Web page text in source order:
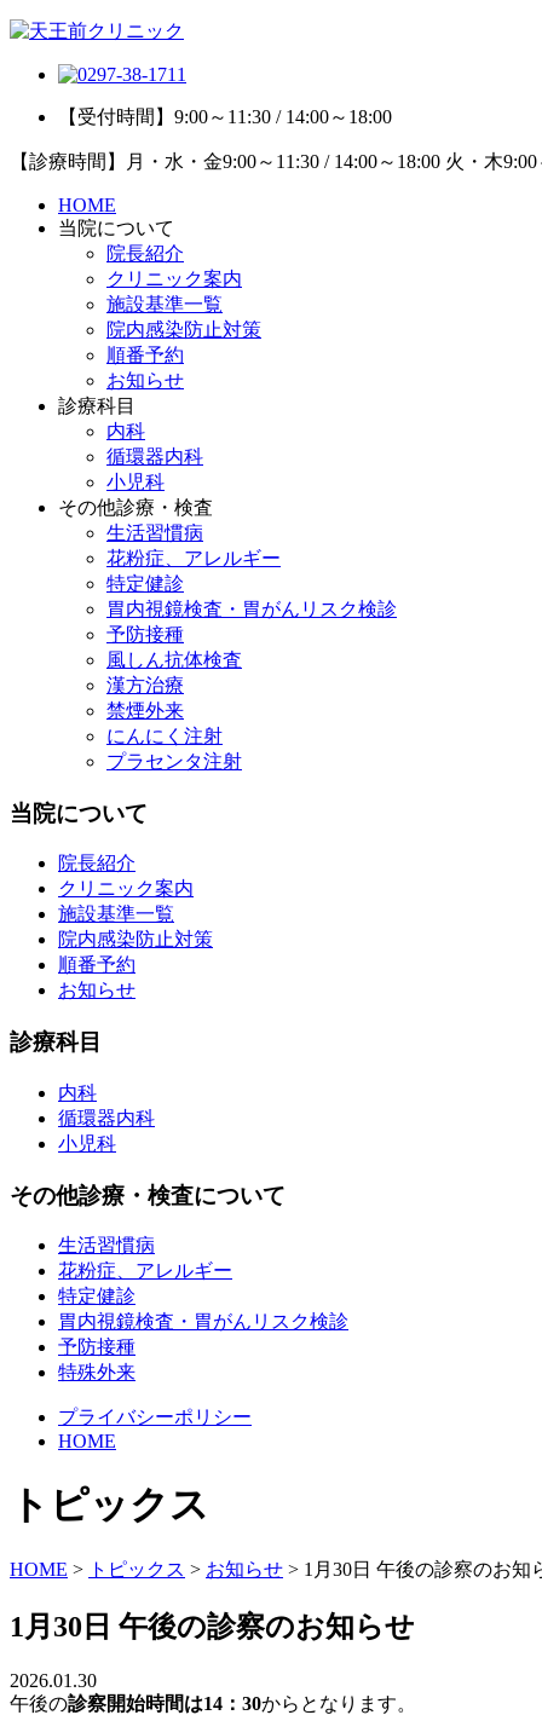
【受付時間】9:00～11:30 / 14:00～18:00
【診療時間】月・水・金9:00～11:30 / 14:00～18:00 火・木
HOME
当院について
院長紹介
クリニック案内
施設基準一覧
院内感染防止対策
順番予約
お知らせ
診療科目
内科
循環器内科
小児科
その他診療・検査
生活習慣病
花粉症、アレルギー
特定健診
胃内視鏡検査・胃がんリスク検診
予防接種
風しん抗体検査
漢方治療
禁煙外来
にんにく注射
プラセンタ注射
当院について
院長紹介
クリニック案内
施設基準一覧
院内感染防止対策
順番予約
お知らせ
診療科目
内科
循環器内科
小児科
その他診療・検査について
生活習慣病
花粉症、アレルギー
特定健診
胃内視鏡検査・胃がんリスク検診
予防接種
特殊外来
プライバシーポリシー
HOME
トピックス
HOME > トピックス > お知らせ > 1月30日 午後の診察のお知
1月30日 午後の診察のお知らせ
2026.01.30
午後の診察開始時間は14：30からとなります。